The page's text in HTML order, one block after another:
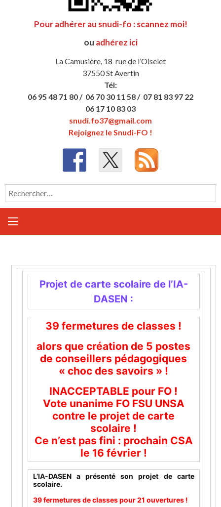
Pour adhérer au snudi-fo : scannez moi!
ou adhérez ici
La Camusière, 18 rue de l’Oiselet
37550 St Avertin
Tél:
06 95 48 71 80 / 06 70 30 11 58 / 07 81 83 97 22
06 17 10 83 03
snudi.fo37@gmail.com
Rejoignez le Snudi-FO !
Rechercher :
Projet de carte scolaire de l’IA-
DASEN :
39 fermetures de classes !
alors que création de 5 postes
de conseillers pédagogiques
« choc des savoirs » !
INACCEPTABLE pour FO !
Vote unanime FO FSU UNSA
contre le projet de carte
scolaire !
Ce n’est pas fini : prochain CSA
le 16 février !
L’IA-DASEN a présenté son projet de carte
scolaire.
39 fermetures de classes pour 21 ouvertures !